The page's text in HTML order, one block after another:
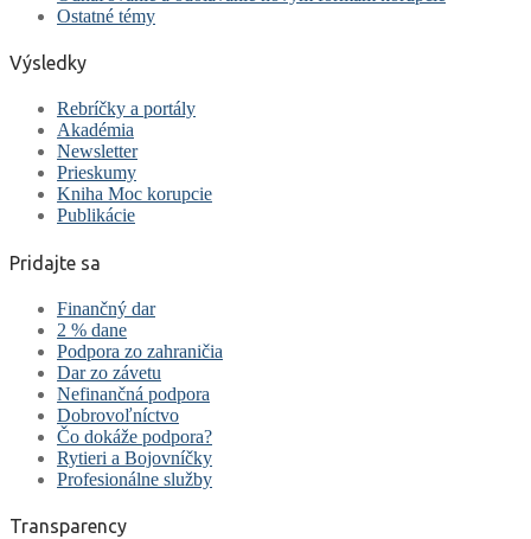
Ostatné témy
Výsledky
Rebríčky a portály
Akadémia
Newsletter
Prieskumy
Kniha Moc korupcie
Publikácie
Pridajte sa
Finančný dar
2 % dane
Podpora zo zahraničia
Dar zo závetu
Nefinančná podpora
Dobrovoľníctvo
Čo dokáže podpora?
Rytieri a Bojovníčky
Profesionálne služby
Transparency